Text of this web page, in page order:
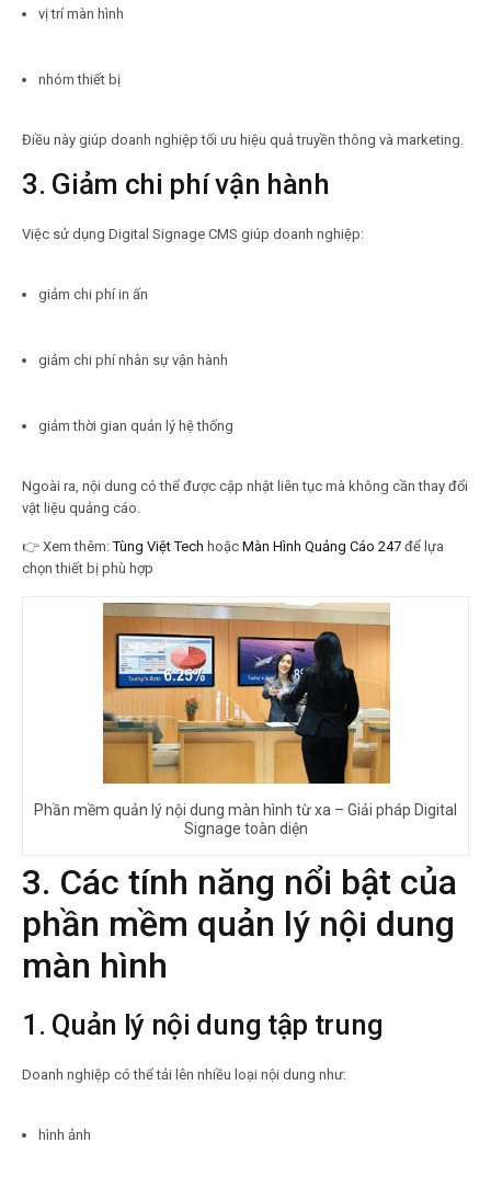
vị trí màn hình
nhóm thiết bị
Điều này giúp doanh nghiệp tối ưu hiệu quả truyền thông và marketing.
3. Giảm chi phí vận hành
Việc sử dụng Digital Signage CMS giúp doanh nghiệp:
giảm chi phí in ấn
giảm chi phí nhân sự vận hành
giảm thời gian quản lý hệ thống
Ngoài ra, nội dung có thể được cập nhật liên tục mà không cần thay đổi
vật liệu quảng cáo.
👉 Xem thêm: Tùng Việt Tech hoặc Màn Hình Quảng Cáo 247 để lựa
chọn thiết bị phù hợp
Phần mềm quản lý nội dung màn hình từ xa – Giải pháp Digital
Signage toàn diện
3. Các tính năng nổi bật của
phần mềm quản lý nội dung
màn hình
1. Quản lý nội dung tập trung
Doanh nghiệp có thể tải lên nhiều loại nội dung như:
hình ảnh